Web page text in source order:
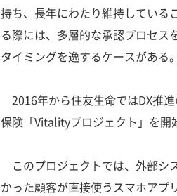
持ち、長年にわたり維持している
る際には、多層的な承認プロセ
タイミングを逸するケースがある。
2016年から住友生命ではDX推
保険「Vitalityプロジェクト」を開
このプロジェクトでは、外部シ
かった顧客が直接使うスマホアプ